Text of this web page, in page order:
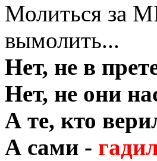
Молиться за
вымолить...
Нет, не в
Нет, не они
А те, кто
А сами -